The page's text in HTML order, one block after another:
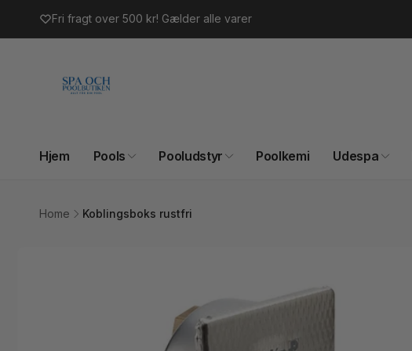
indhold Fri fragt over 500 kr! Gælder alle varer
Hjem Pools Pooludstyr Poolkemi Udespa
Home Koblingsboks rustfri